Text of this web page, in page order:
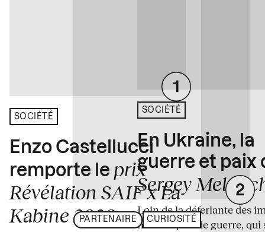
SOCIÉTÉ
Enzo Castellucci
remporte le prix
Révélation SAIF x La
Kabine 2026
PARTENAIRE CURIOSITÉ
SOCIÉTÉ
En Ukraine, la
guerre et paix
Sergey
Loin de la déferlante des
médiatiques de guerre, qui